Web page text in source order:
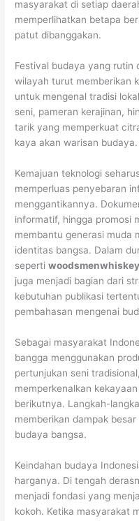
masyarakat di setiap
memperlihatkan betapa
patut dibanggakan.
Festival budaya yang rutin
wilayah turut memberikan
untuk mengenal tradisi
seni, pameran kerajinan,
tarik yang memperkuat
kaya akan warisan budaya.
Kemajuan teknologi
memperluas penyebaran
menggantikannya.
informatif, hingga promosi
membantu generasi muda
identitas bangsa. Dalam
sepertiwoodsmenwhiskey
juga menjadi bagian dari
kebutuhan publikasi
pembahasan mengenai
Sebagai masyarakat
bangga menggunakan
pertunjukan seni
memperkenalkan
berikutnya. Langkah-
memberikan dampak
budaya bangsa.
Keindahan budaya
harganya. Di tengah
menjadi fondasi yang
kokoh. Ketika masyarakat